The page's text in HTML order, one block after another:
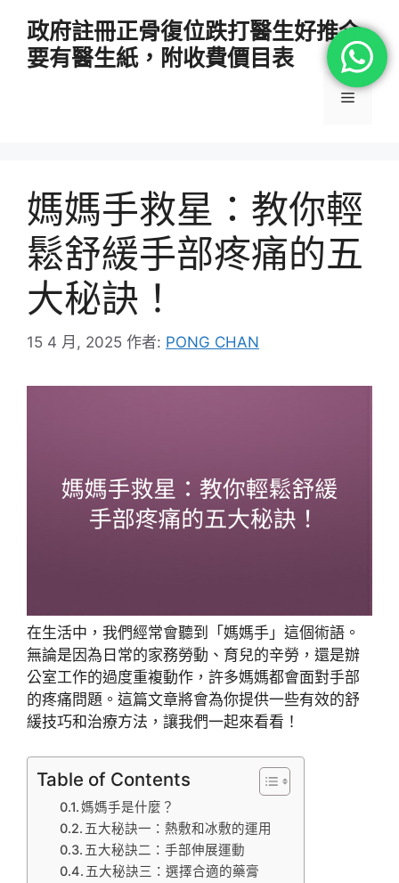
政府註冊正骨復位跌打醫生好推介
要有醫生紙，附收費價目表
選
媽媽手救星：教你輕
鬆舒緩手部疼痛的五
大秘訣！
15 4 月, 2025 作者: PONG CHAN
在生活中，我們經常會聽到「媽媽手」這個術語。
無論是因為日常的家務勞動、育兒的辛勞，還是辦
公室工作的過度重複動作，許多媽媽都會面對手部
的疼痛問題。這篇文章將會為你提供一些有效的舒
緩技巧和治療方法，讓我們一起來看看！
Table of Contents
媽媽手是什麼？
五大秘訣一：熱敷和冰敷的運用
五大秘訣二：手部伸展運動
五大秘訣三：選擇合適的藥膏